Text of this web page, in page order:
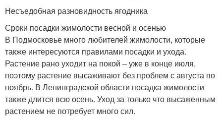
Несъедобная разновидность ягодника
Сроки посадки жимолости весной и осенью
В Подмосковье много любителей жимолости, которые
также интересуются правилами посадки и ухода.
Растение рано уходит на покой – уже в конце июля,
поэтому растение высаживают без проблем с августа по
ноябрь. В Ленинградской области посадка жимолости
также длится всю осень. Уход за только что высаженным
растением не потребует много сил.